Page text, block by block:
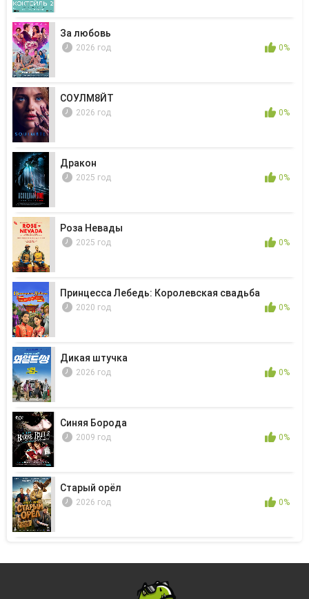
За любовь
2026 год 0%
СОУЛМ8ЙТ
2026 год 0%
Дракон
2025 год 0%
Роза Невады
2025 год 0%
Принцесса Лебедь: Королевская свадьба
2020 год 0%
Дикая штучка
2026 год 0%
Синяя Борода
2009 год 0%
Старый орёл
2026 год 0%